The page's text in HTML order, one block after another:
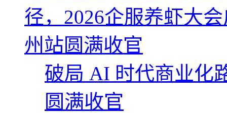
破局 AI 时代商业化
圆满收官